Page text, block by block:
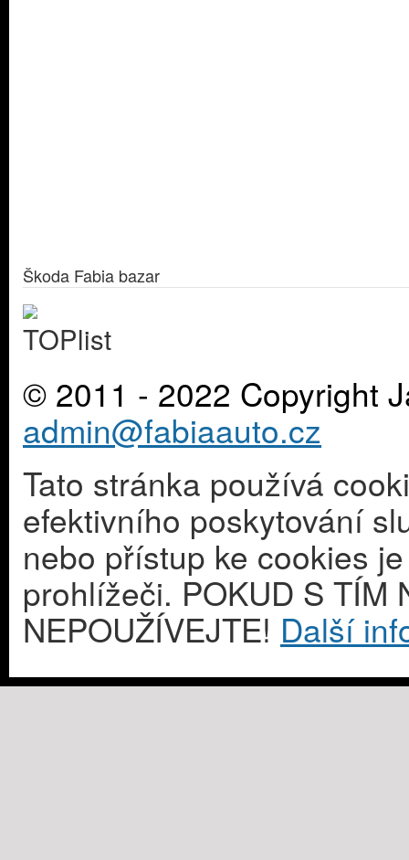
Škoda Fabia bazar
© 2011 - 2022 Copyright
admin@fabiaauto.cz
Tato stránka používá
efektivního poskytování
nebo přístup ke cookies
prohlížeči. POKUD S TÍM
NEPOUŽÍVEJTE! Další